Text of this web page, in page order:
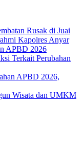
Rusak di Juai
Kapolres Anyar
APBD 2026
Terkait Perubahan
APBD 2026,
Wisata dan UMKM